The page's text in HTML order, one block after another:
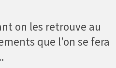
on les retrouve au
que l'on se fera